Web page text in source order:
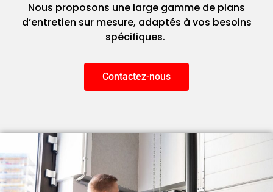
Nous proposons une large gamme de plans
d’entretien sur mesure, adaptés à vos besoins
spécifiques.
Contactez-nous